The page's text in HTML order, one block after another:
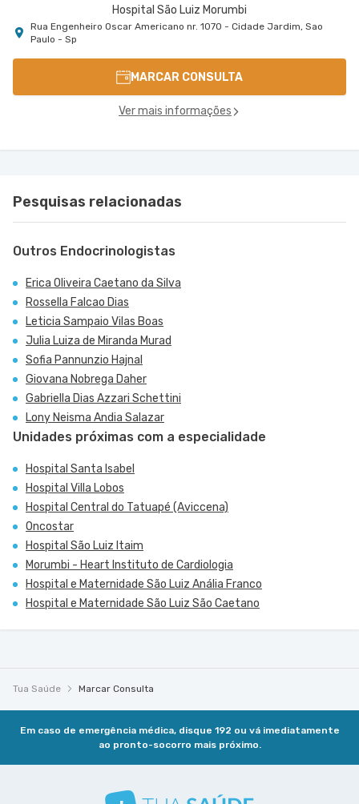
Hospital São Luiz Morumbi
Rua Engenheiro Oscar Americano nr. 1070 - Cidade Jardim, Sao
Paulo - Sp
MARCAR CONSULTA
Ver mais informações
Pesquisas relacionadas
Outros Endocrinologistas
Erica Oliveira Caetano da Silva
Rossella Falcao Dias
Leticia Sampaio Vilas Boas
Julia Luiza de Miranda Murad
Sofia Pannunzio Hajnal
Giovana Nobrega Daher
Gabriella Dias Azzari Schettini
Lony Neisma Andia Salazar
Unidades próximas com a especialidade
Hospital Santa Isabel
Hospital Villa Lobos
Hospital Central do Tatuapé (Aviccena)
Oncostar
Hospital São Luiz Itaim
Morumbi - Heart Instituto de Cardiologia
Hospital e Maternidade São Luiz Anália Franco
Hospital e Maternidade São Luiz São Caetano
Tua Saúde Marcar Consulta
Em caso de emergência médica, disque 192 ou vá imediatamente
ao pronto-socorro mais próximo.